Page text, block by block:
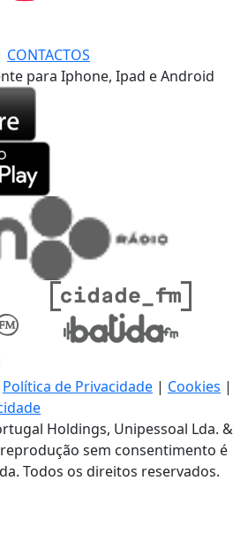
CONTACTOS
para Iphone, Ipad e Android
Política de Privacidade | Cookies |
Holdings, Unipessoal Lda. &
sem consentimento é
Todos os direitos reservados.